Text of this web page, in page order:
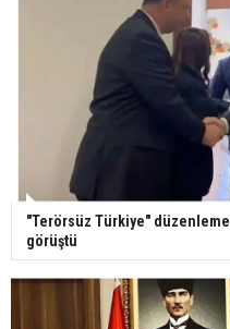
"Terörsüz Türkiye"
görüştü